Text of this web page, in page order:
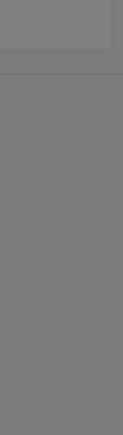
Vorjahr
viel Spaß
Du und
in dem